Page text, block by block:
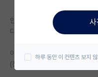
미국 대학원 합격 후기
대학원생 모집 게시판
연구실(PI) 홍보 게시판
안녕하세요 이번에 박사과정 입
다!
이번에 운좋게 UI(아이오와),
(전공 순위 T50~60정도) 에서
사
하루 동안 이 컨텐츠 보지 않